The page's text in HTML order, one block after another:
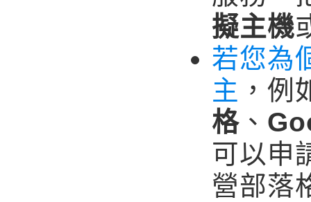
擬主機
若您為
主 ，
格 、
可以申
營部落